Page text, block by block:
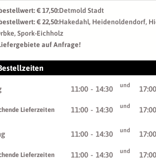
€ 17,50:Detmold Stadt
€ 22,50:Hakedahl, Heidenoldendorf,
Spork-Eichholz
auf Anfrage!
11:00 - 14:30 und 17:00
Lieferzeiten 11:00 - 14:30 und 17:00
11:00 - 14:30 und 17:00
Lieferzeiten 11:00 - 14:30 und 17:00